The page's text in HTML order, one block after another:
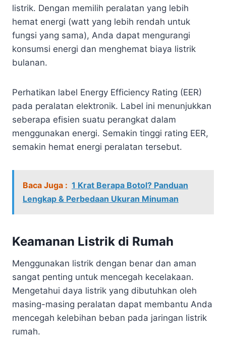
listrik. Dengan memilih peralatan yang lebih
hemat energi (watt yang lebih rendah untuk
fungsi yang sama), Anda dapat mengurangi
konsumsi energi dan menghemat biaya listrik
bulanan.
Perhatikan label Energy Efficiency Rating (EER)
pada peralatan elektronik. Label ini menunjukkan
seberapa efisien suatu perangkat dalam
menggunakan energi. Semakin tinggi rating EER,
semakin hemat energi peralatan tersebut.
Baca Juga : 1 Krat Berapa Botol? Panduan
Lengkap & Perbedaan Ukuran Minuman
Keamanan Listrik di Rumah
Menggunakan listrik dengan benar dan aman
sangat penting untuk mencegah kecelakaan.
Mengetahui daya listrik yang dibutuhkan oleh
masing-masing peralatan dapat membantu Anda
mencegah kelebihan beban pada jaringan listrik
rumah.